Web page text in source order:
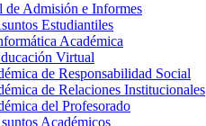
de Admisión e Informes
Estudiantiles
Académica
Virtual
de Responsabilidad Social
de Relaciones Institucionales
del Profesorado
Académicos